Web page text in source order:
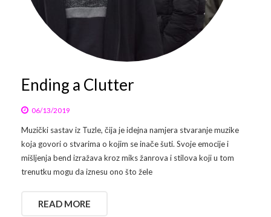
Ending a Clutter
06/13/2019
Muzički sastav iz Tuzle, čija je idejna namjera stvaranje muzike
koja govori o stvarima o kojim se inače šuti. Svoje emocije i
mišljenja bend izražava kroz miks žanrova i stilova koji u tom
trenutku mogu da iznesu ono što žele
READ MORE